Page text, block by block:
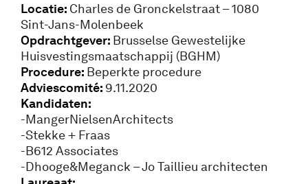
Locatie: Charles de Gronckelstraat – 1080
Sint-Jans-Molenbeek
Opdrachtgever: Brusselse Gewestelijke
Huisvestingsmaatschappij (BGHM)
Procedure: Beperkte procedure
Adviescomité: 9.11.2020
Kandidaten:
-MangerNielsenArchitects
-Stekke + Fraas
-B612 Associates
-Dhooge&Meganck – Jo Taillieu architecten